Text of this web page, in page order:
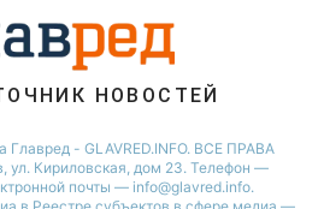
НОВОСТЕЙ
- GLAVRED.INFO. ВСЕ ПРАВА
Кириловская, дом 23. Телефон —
почты — info@glavred.info.